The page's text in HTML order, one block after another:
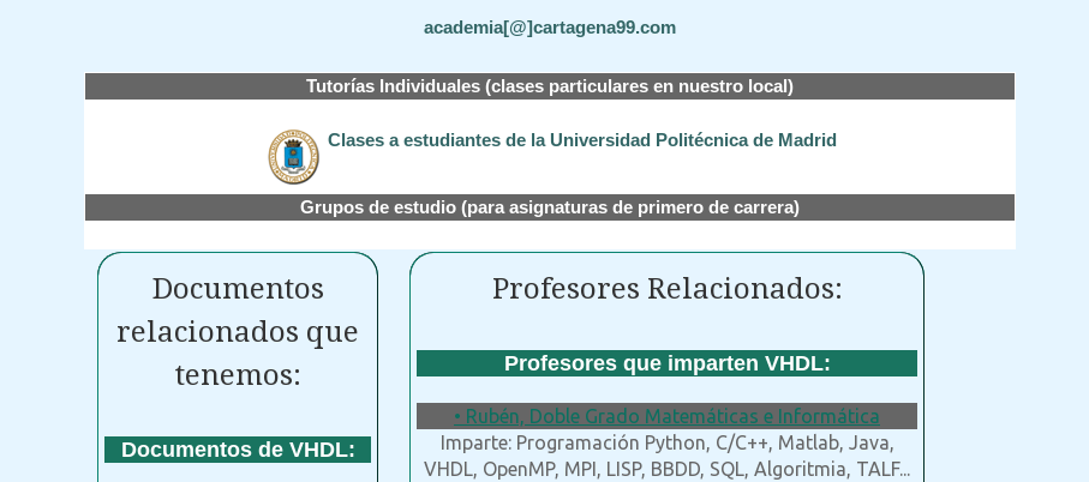
academia[@]cartagena99.com
Tutorías Individuales (clases particulares en nuestro local)
Clases a estudiantes de la Universidad Politécnica de Madrid
Grupos de estudio (para asignaturas de primero de carrera)
Documentos
relacionados que
tenemos:
Documentos de VHDL:
Profesores Relacionados:
Profesores que imparten VHDL:
• Rubén, Doble Grado Matemáticas e Informática
Imparte: Programación Python, C/C++, Matlab, Java,
VHDL, OpenMP, MPI, LISP, BBDD, SQL, Algoritmia, TALF...